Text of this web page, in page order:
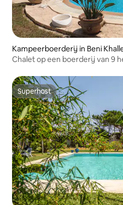
Kampeerboerderij in Beni
Chalet op een boerderij van 9
Superhost
Superhost